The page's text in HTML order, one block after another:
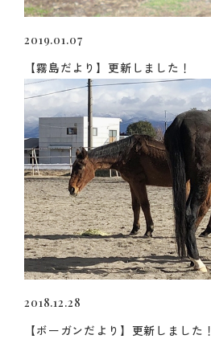
2019.01.07
【霧島だより】更新しました！
2018.12.28
【ボーガンだより】更新しました！